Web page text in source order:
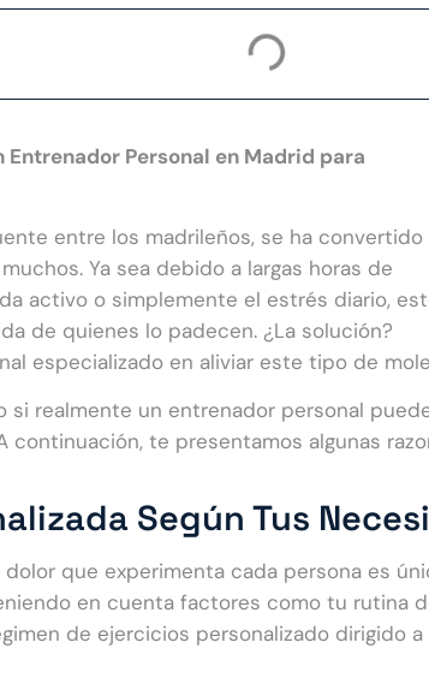
Personal en Madrid para
entre los madrileños, se ha convertido
Ya sea debido a largas horas de
activo o simplemente el estrés diario,
de quienes lo padecen. ¿La solución?
especializado en aliviar este tipo de
si realmente un entrenador personal
continuación, te presentamos algunas
Según Tus
que experimenta cada persona es
en cuenta factores como tu rutina
de ejercicios personalizado dirigido